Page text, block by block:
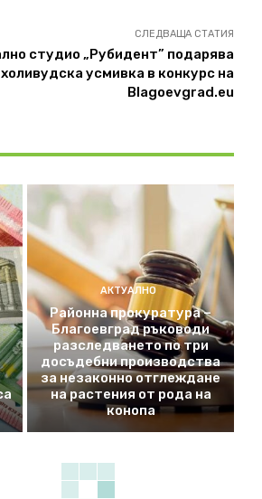
СЛЕДВАЩА СТАТИЯ
студио „Рубидент” подарява
холивудска усмивка в конкурс на
Blagoevgrad.eu
АКТУАЛНО
Районна прокуратура –
Благоевград ръководи
разследването по три
досъдебни производства
за незаконно отглеждане
на растения от рода на
конопа